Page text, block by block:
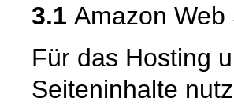
3.1 Amazon Web
Für das Hosting
Seiteninhalte